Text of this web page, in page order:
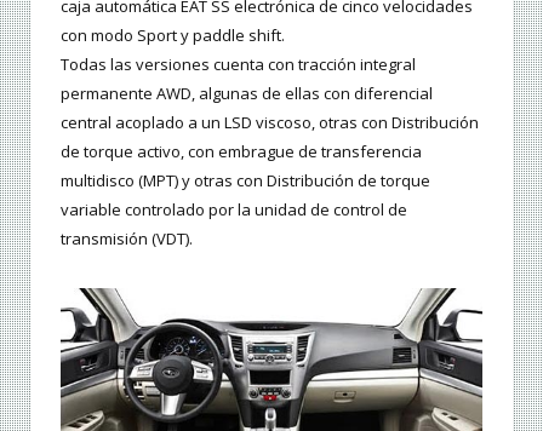
caja automática EAT SS electrónica de cinco velocidades
con modo Sport y paddle shift.
Todas las versiones cuenta con tracción integral
permanente AWD, algunas de ellas con diferencial
central acoplado a un LSD viscoso, otras con Distribución
de torque activo, con embrague de transferencia
multidisco (MPT) y otras con Distribución de torque
variable controlado por la unidad de control de
transmisión (VDT).